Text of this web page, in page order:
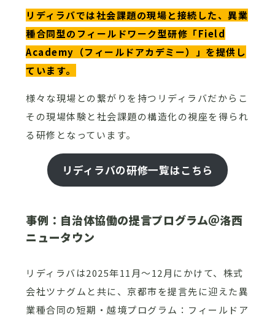
リディラバでは社会課題の現場と接続した、異業
種合同型のフィールドワーク型研修「Field
Academy（フィールドアカデミー）」を提供し
ています。
様々な現場との繋がりを持つリディラバだからこ
その現場体験と社会課題の構造化の視座を得られ
る研修となっています。
リディラバの研修一覧はこちら
事例：自治体協働の提言プログラム＠洛西
ニュータウン
リディラバは2025年11月～12月にかけて、株式
会社ツナグムと共に、京都市を提言先に迎えた異
業種合同の短期・越境プログラム：フィールドア